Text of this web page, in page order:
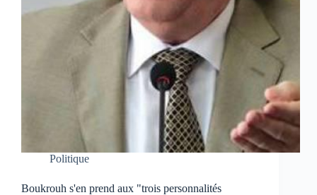
Politique
Boukrouh s'en prend aux "trois personnalités